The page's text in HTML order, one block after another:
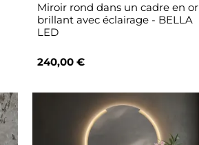
Miroir rond dans un cadre en or
brillant avec éclairage - BELLA
LED
240,00 €